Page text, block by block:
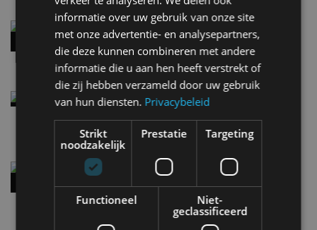
Audi A2 e-Tron mikt op verbruik van 12,8 kWh
per 100 kilometer
4 aug
Elektrische Geely E2 (tijdelijk) net zo goedkoop
als een Renault Twingo
kilometer en wordt goedkoper
4 aug
informatie over uw gebruik van onze site
met onze advertentie- en analysepartners,
die deze kunnen combineren met andere
informatie die u aan hen heeft verstrekt of
die zij hebben verzameld door uw gebruik
van hun diensten. Privacybeleid
Strikt
noodzakelijk
Prestatie Targeting
Functioneel
Niet-
geclassificeerd